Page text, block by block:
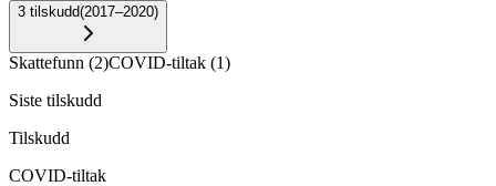
3 tilskudd(2017–2020)
Skattefunn (2)COVID-tiltak (1)
Siste tilskudd
Tilskudd
COVID-tiltak